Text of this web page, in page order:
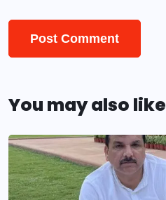
You may also like